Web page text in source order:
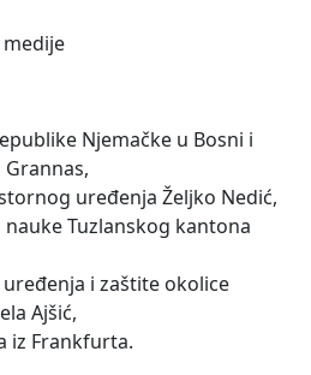
Njemačke u Bosni i
uređenja Željko Nedić,
Tuzlanskog kantona
i zaštite okolice
Ajšić,
iz Frankfurta.